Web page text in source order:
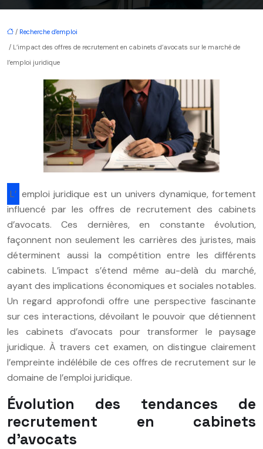
/ Recherche d'emploi
/ L’impact des offres de recrutement en cabinets d’avocats sur le marché de
l’emploi juridique
L’emploi juridique est un univers dynamique, fortement
influencé par les offres de recrutement des cabinets
d’avocats. Ces dernières, en constante évolution,
façonnent non seulement les carrières des juristes, mais
déterminent aussi la compétition entre les différents
cabinets. L’impact s’étend même au-delà du marché,
ayant des implications économiques et sociales notables.
Un regard approfondi offre une perspective fascinante
sur ces interactions, dévoilant le pouvoir que détiennent
les cabinets d’avocats pour transformer le paysage
juridique. À travers cet examen, on distingue clairement
l’empreinte indélébile de ces offres de recrutement sur le
domaine de l’emploi juridique.
Évolution des tendances de
recrutement en cabinets
d’avocats